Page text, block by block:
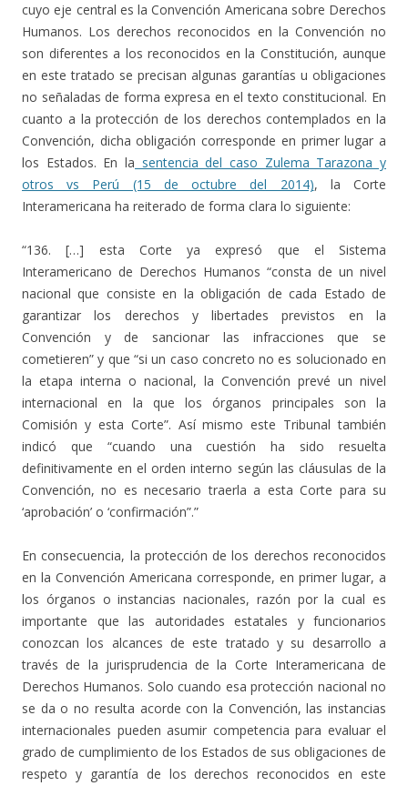
cuyo eje central es la Convención Americana sobre Derechos
Humanos. Los derechos reconocidos en la Convención no
son diferentes a los reconocidos en la Constitución, aunque
en este tratado se precisan algunas garantías u obligaciones
no señaladas de forma expresa en el texto constitucional. En
cuanto a la protección de los derechos contemplados en la
Convención, dicha obligación corresponde en primer lugar a
los Estados. En la sentencia del caso Zulema Tarazona y
otros vs Perú (15 de octubre del 2014), la Corte
Interamericana ha reiterado de forma clara lo siguiente:
“136. […] esta Corte ya expresó que el Sistema
Interamericano de Derechos Humanos “consta de un nivel
nacional que consiste en la obligación de cada Estado de
garantizar los derechos y libertades previstos en la
Convención y de sancionar las infracciones que se
cometieren” y que “si un caso concreto no es solucionado en
la etapa interna o nacional, la Convención prevé un nivel
internacional en la que los órganos principales son la
Comisión y esta Corte”. Así mismo este Tribunal también
indicó que “cuando una cuestión ha sido resuelta
definitivamente en el orden interno según las cláusulas de la
Convención, no es necesario traerla a esta Corte para su
‘aprobación’ o ‘confirmación”.”
En consecuencia, la protección de los derechos reconocidos
en la Convención Americana corresponde, en primer lugar, a
los órganos o instancias nacionales, razón por la cual es
importante que las autoridades estatales y funcionarios
conozcan los alcances de este tratado y su desarrollo a
través de la jurisprudencia de la Corte Interamericana de
Derechos Humanos. Solo cuando esa protección nacional no
se da o no resulta acorde con la Convención, las instancias
internacionales pueden asumir competencia para evaluar el
grado de cumplimiento de los Estados de sus obligaciones de
respeto y garantía de los derechos reconocidos en este